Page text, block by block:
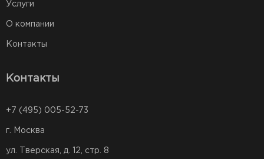
Услуги
О компании
Контакты
Контакты
+7 (495) 005-52-73
г. Москва
ул. Тверская, д. 12, стр. 8